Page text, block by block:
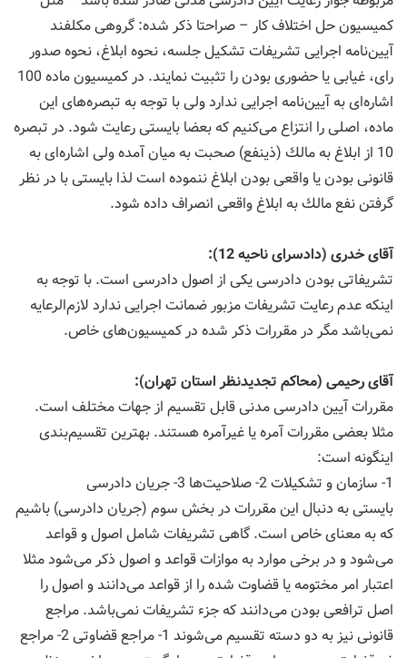
كمیسیون حل اختلاف كار – صراحتا ذكر شده: گروهی مكلفند
آیین‌نامه اجرایی تشریفات تشكیل جلسه، نحوه ابلاغ، نحوه صدور
رای، غیابی یا حضوری بودن را تثبیت نمایند. در كمیسیون ماده 100
اشاره‌ای به آیین‌نامه اجرایی ندارد ولی با توجه به تبصره‌های این
ماده، اصلی را انتزاع می‌كنیم كه بعضا بایستی رعایت شود. در تبصره
10 از ابلاغ به مالك (ذینفع) صحبت به میان آمده ولی اشاره‌ای به
قانونی بودن یا واقعی بودن ابلاغ ننموده است لذا بایستی با در نظر
گرفتن نفع مالك به ابلاغ واقعی انصراف داده شود.
آقای خدری (دادسرای ناحیه 12):
تشریفاتی بودن دادرسی یكی از اصول دادرسی است. با توجه به
اینكه عدم رعایت تشریفات مزبور ضمانت اجرایی ندارد لازم‌الرعایه
نمی‌باشد مگر در مقررات ذكر شده در كمیسیون‌های خاص.
آقای رحیمی (محاكم تجدیدنظر استان تهران):
مقررات آیین دادرسی مدنی قابل تقسیم از جهات مختلف است.
مثلا بعضی مقررات آمره یا غیرآمره هستند. بهترین تقسیم‌بندی
اینگونه است:
1- سازمان و تشكیلات 2- صلاحیت‌ها 3- جریان دادرسی
بایستی به دنبال این مقررات در بخش سوم (جریان دادرسی) باشیم
كه به معنای خاص است. گاهی تشریفات شامل اصول و قواعد
می‌شود و در برخی موارد به موازات قواعد و اصول ذكر می‌شود مثلا
اعتبار امر مختومه یا قضاوت شده را از قواعد می‌دانند و اصول را
اصل ترافعی بودن می‌دانند كه جزء تشریفات نمی‌باشد. مراجع
قانونی نیز به دو دسته تقسیم می‌شوند 1- مراجع قضاوتی 2- مراجع